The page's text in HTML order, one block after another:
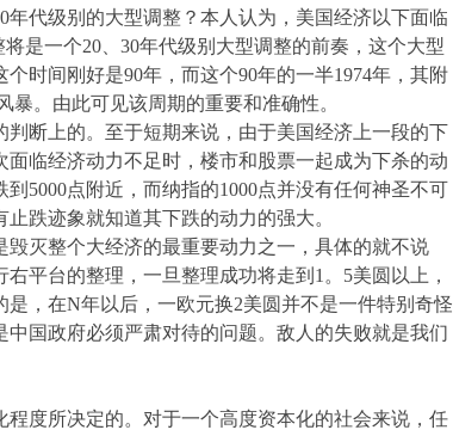
代级别的大型调整？本人认为，美国经济以下面临
是一个20、30年代级别大型调整的前奏，这个大型
时间刚好是90年，而这个90年的一半1974年，其附
。由此可见该周期的重要和准确性。
断上的。至于短期来说，由于美国经济上一段的下
临经济动力不足时，楼市和股票一起成为下杀的动
5000点附近，而纳指的1000点并没有任何神圣不可
跌迹象就知道其下跌的动力的强大。
灭整个大经济的最重要动力之一，具体的就不说
平台的整理，一旦整理成功将走到1。5美圆以上，
，在N年以后，一欧元换2美圆并不是一件特别奇怪
国政府必须严肃对待的问题。敌人的失败就是我们
度所决定的。对于一个高度资本化的社会来说，任